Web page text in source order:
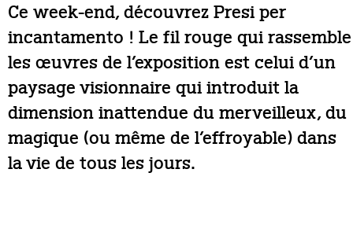
Ce week-end, découvrez Presi per
incantamento ! Le fil rouge qui rassemble
les œuvres de l’exposition est celui d’un
paysage visionnaire qui introduit la
dimension inattendue du merveilleux, du
magique (ou même de l’effroyable) dans
la vie de tous les jours.